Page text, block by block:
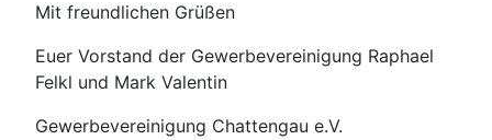
Mit freundlichen Grüßen
Euer Vorstand der Gewerbevereinigung Raphael
Felkl und Mark Valentin
Gewerbevereinigung Chattengau e.V.